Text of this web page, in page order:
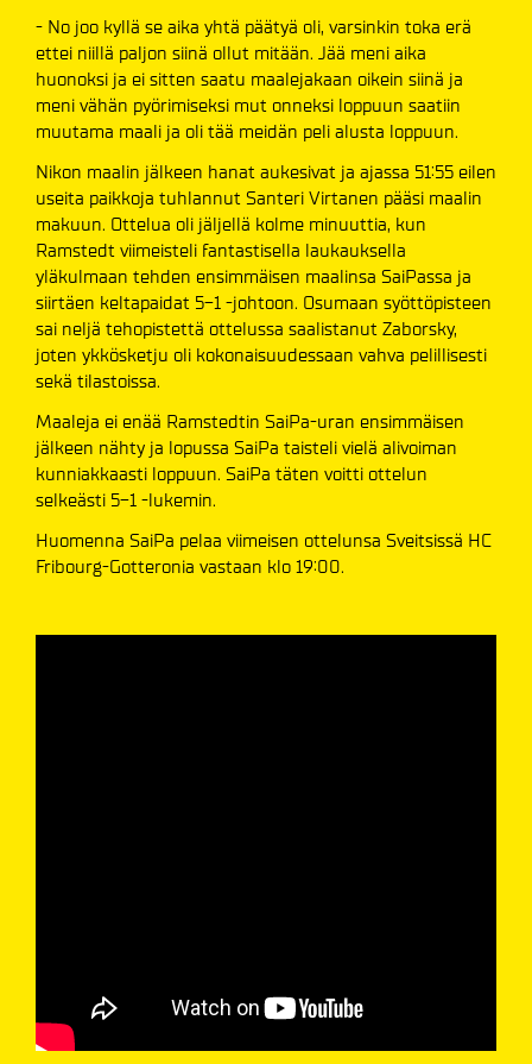
- No joo kyllä se aika yhtä päätyä oli, varsinkin toka erä
ettei niillä paljon siinä ollut mitään. Jää meni aika
huonoksi ja ei sitten saatu maalejakaan oikein siinä ja
meni vähän pyörimiseksi mut onneksi loppuun saatiin
muutama maali ja oli tää meidän peli alusta loppuun.
Nikon maalin jälkeen hanat aukesivat ja ajassa 51:55 eilen
useita paikkoja tuhlannut Santeri Virtanen pääsi maalin
makuun. Ottelua oli jäljellä kolme minuuttia, kun
Ramstedt viimeisteli fantastisella laukauksella
yläkulmaan tehden ensimmäisen maalinsa SaiPassa ja
siirtäen keltapaidat 5-1 -johtoon. Osumaan syöttöpisteen
sai neljä tehopistettä ottelussa saalistanut Zaborsky,
joten ykkösketju oli kokonaisuudessaan vahva pelillisesti
sekä tilastoissa.
Maaleja ei enää Ramstedtin SaiPa-uran ensimmäisen
jälkeen nähty ja lopussa SaiPa taisteli vielä alivoiman
kunniakkaasti loppuun. SaiPa täten voitti ottelun
selkeästi 5-1 -lukemin.
Huomenna SaiPa pelaa viimeisen ottelunsa Sveitsissä HC
Fribourg-Gotteronia vastaan klo 19:00.